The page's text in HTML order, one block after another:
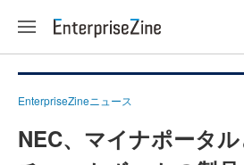
EnterpriseZineニュース
NEC、マイナポータ